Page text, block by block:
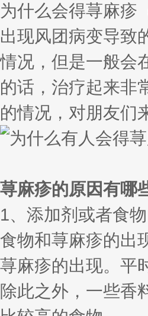
为什么会得荨麻疹
出现风团病变导致
情况，但是一般会
的话，治疗起来非
的情况，对朋友们
荨麻疹的原因有哪
1、添加剂或者食物
食物和荨麻疹的出
荨麻疹的出现。平
除此之外，一些香